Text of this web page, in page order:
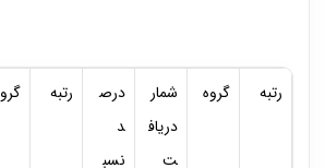
رتبه گروه
شمار
دریاف
ت
درص
د
نسب
رتبه